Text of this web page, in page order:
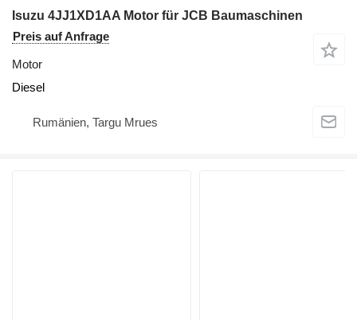
Isuzu 4JJ1XD1AA Motor für JCB Baumaschinen
Preis auf Anfrage
Motor
Diesel
Rumänien, Targu Mrues